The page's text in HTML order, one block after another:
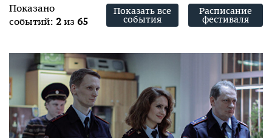
Показано
событий: 2 из 65
Показать все
события
Расписание
фестиваля